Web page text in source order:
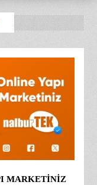
MARKETINIZ